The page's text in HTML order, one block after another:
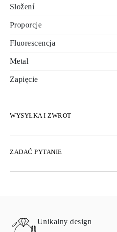
Složení
Proporcje
Fluorescencja
Metal
Zapięcie
WYSYŁKA I ZWROT
Dostępne są również opcje
Aby uzyskać szczegółowe
ZADAĆ PYTANIE
Unikalny design